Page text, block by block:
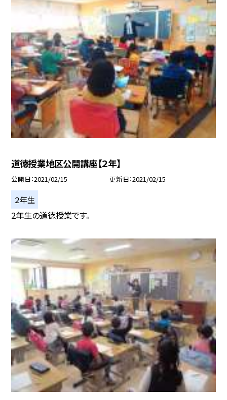
道徳授業地区公開講座【２年】
公開日 2021/02/15 更新日 2021/02/15
２年生
2年生の道徳授業です。